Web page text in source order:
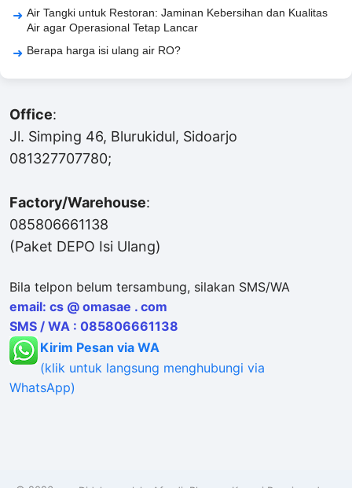
Air Tangki untuk Restoran: Jaminan Kebersihan dan Kualitas
Air agar Operasional Tetap Lancar
Berapa harga isi ulang air RO?
Office:
Jl. Simping 46, Blurukidul, Sidoarjo
081327707780;
Factory/Warehouse:
085806661138
(Paket DEPO Isi Ulang)
Bila telpon belum tersambung, silakan SMS/WA
email: cs @ omasae . com
SMS / WA : 085806661138
Kirim Pesan via WA
(klik untuk langsung menghubungi via
WhatsApp)